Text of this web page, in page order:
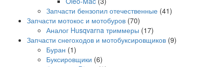
Запчасти бензопил отечественные (41)
Запчасти мотокос и мотобуров (70)
Аналог Husqvarna триммеры (17)
Запчасти снегоходов и мотобуксировщиков (9)
Буран (1)
Буксировщики (6)